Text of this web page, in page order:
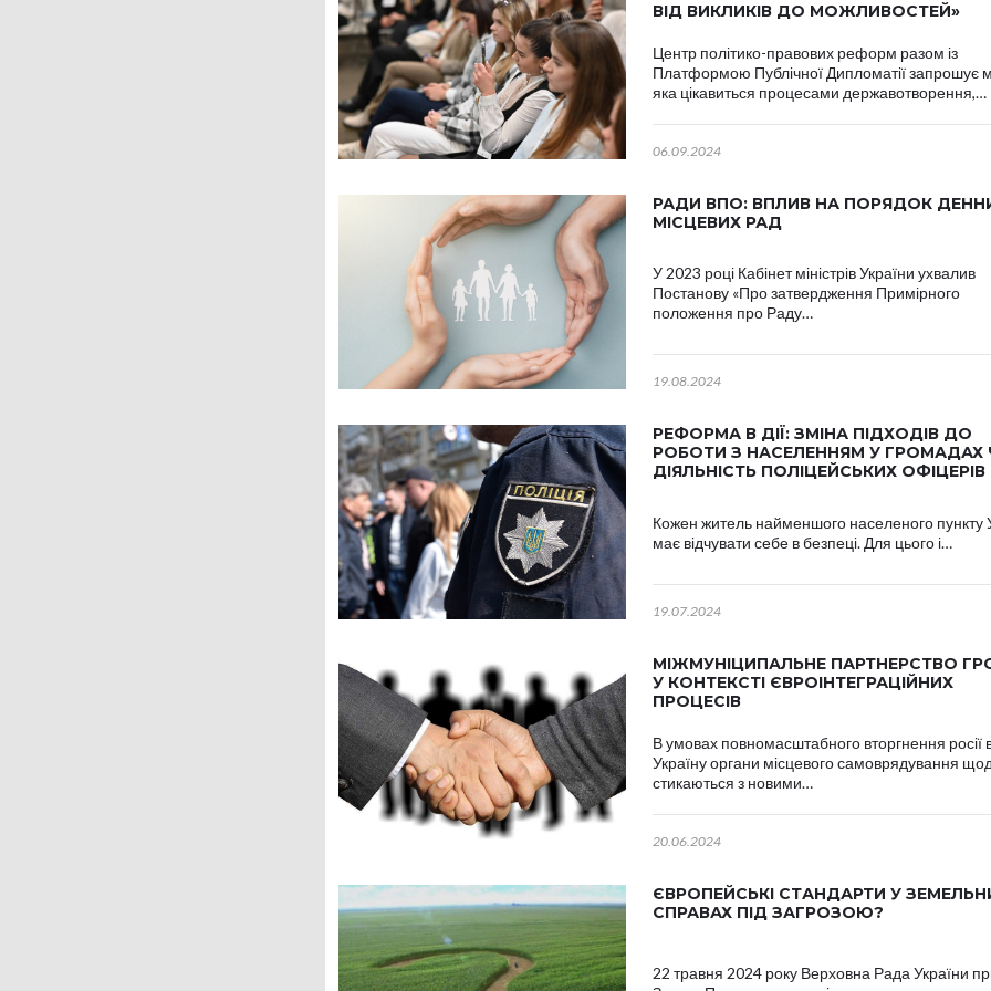
ВІД ВИКЛИКІВ ДО МОЖЛИВОСТЕЙ»
Центр політико-правових реформ разом із
Платформою Публічної Дипломатії запрошує
яка цікавиться процесами державотворення,…
06.09.2024
РАДИ ВПО: ВПЛИВ НА ПОРЯДОК
МІСЦЕВИХ РАД
У 2023 році Кабінет міністрів України ухвалив
Постанову «Про затвердження Примірного
положення про Раду…
19.08.2024
РЕФОРМА В ДІЇ: ЗМІНА ПІДХОДІВ ДО
РОБОТИ З НАСЕЛЕННЯМ У ГРОМАДАХ
ДІЯЛЬНІСТЬ ПОЛІЦЕЙСЬКИХ ОФІЦЕРІВ
Кожен житель найменшого населеного пункту
має відчувати себе в безпеці. Для цього і…
19.07.2024
МІЖМУНІЦИПАЛЬНЕ ПАРТНЕРСТВО
У КОНТЕКСТІ ЄВРОІНТЕГРАЦІЙНИХ
ПРОЦЕСІВ
В умовах повномасштабного вторгнення росії
Україну органи місцевого самоврядування
стикаються з новими…
20.06.2024
ЄВРОПЕЙСЬКІ СТАНДАРТИ У
СПРАВАХ ПІД ЗАГРОЗОЮ?
22 травня 2024 року Верховна Рада України